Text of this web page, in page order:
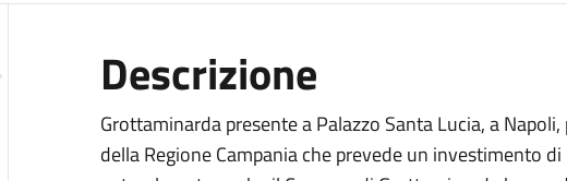
Descrizione
Grottaminarda presente a Palazzo Santa Lucia, a
della Regione Campania che prevede un investimento di